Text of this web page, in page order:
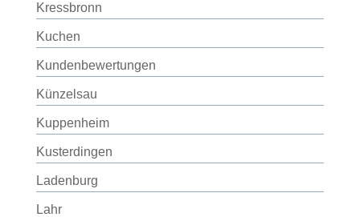
Kressbronn
Kuchen
Kundenbewertungen
Künzelsau
Kuppenheim
Kusterdingen
Ladenburg
Lahr